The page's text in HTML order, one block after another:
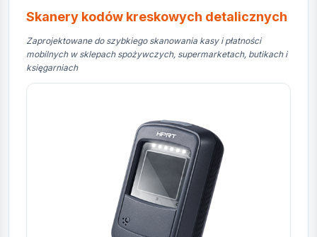
Skanery kodów kreskowych detalicznych
Zaprojektowane do szybkiego skanowania kasy i płatności
mobilnych w sklepach spożywczych, supermarketach, butikach i
księgarniach